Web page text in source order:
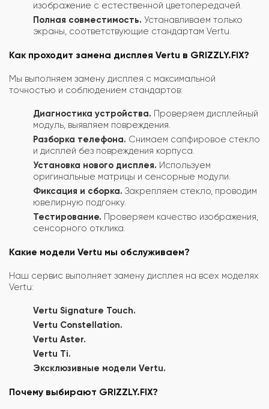
изображение с естественной цветопередачей.
Полная совместимость. Устанавливаем только
экраны, соответствующие стандартам Vertu.
Как проходит замена дисплея Vertu в GRIZZLY.FIX?
Мы выполняем замену дисплея с максимальной
точностью и соблюдением стандартов:
Диагностика устройства. Проверяем дисплейный
модуль, выявляем повреждения.
Разборка телефона. Снимаем сапфировое стекло
и дисплей без повреждения корпуса.
Установка нового дисплея. Используем
оригинальные матрицы и сенсорные модули.
Фиксация и сборка. Закрепляем стекло, проводим
ювелирную подгонку.
Тестирование. Проверяем качество изображения,
сенсорного отклика.
Какие модели Vertu мы обслуживаем?
Наш сервис выполняет замену дисплея на всех моделях
Vertu:
Vertu Signature Touch.
Vertu Constellation.
Vertu Aster.
Vertu Ti.
Эксклюзивные модели Vertu.
Почему выбирают GRIZZLY.FIX?